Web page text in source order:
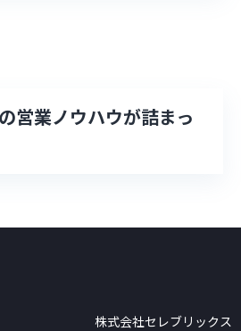
営業ノウハウが詰まっ
株式会社セレブリックス